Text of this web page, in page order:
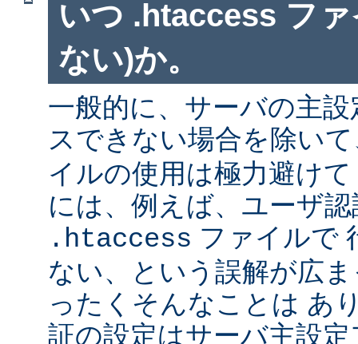
いつ .htaccess フ
ない)か。
一般的に、サーバの主
スできない場合を除い
イルの使用は極力避け
には、例えば、ユーザ
.htaccess ファイルで
ない、という誤解が広
ったくそんなことは あ
証の設定はサーバ主設